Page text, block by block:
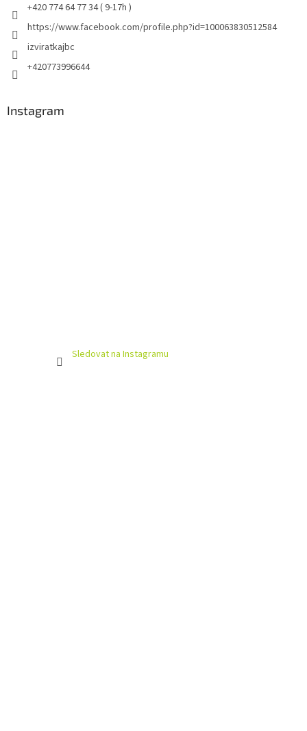
+420 774 64 77 34 ( 9-17h )
https://www.facebook.com/profile.php?id=100063830512584
izviratkajbc
+420773996644
Instagram
Sledovat na Instagramu